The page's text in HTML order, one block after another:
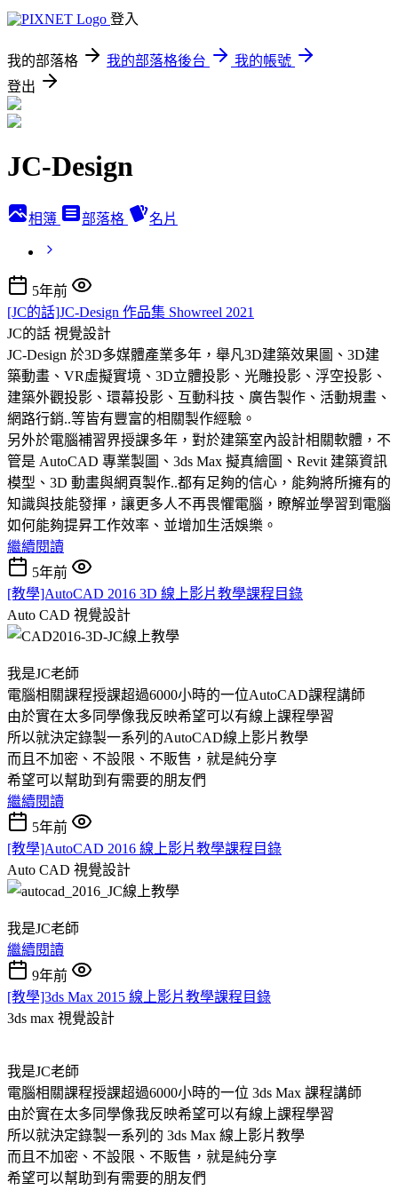
登入
我的部落格 我的部落格後台
我的帳號
登出
JC-Design
相簿 部落格 名片
5年前
[JC的話]JC-Design 作品集 Showreel 2021
JC的話 視覺設計
JC-Design 於3D多媒體產業多年，舉凡3D建築效果圖、3D建
築動畫、VR虛擬實境、3D立體投影、光雕投影、浮空投影、
建築外觀投影、環幕投影、互動科技、廣告製作、活動規畫、
網路行銷..等皆有豐富的相關製作經驗。
另外於電腦補習界授課多年，對於建築室內設計相關軟體，不
管是 AutoCAD 專業製圖、3ds Max 擬真繪圖、Revit 建築資訊
模型、3D 動畫與網頁製作..都有足夠的信心，能夠將所擁有的
知識與技能發揮，讓更多人不再畏懼電腦，瞭解並學習到電腦
如何能夠提昇工作效率、並增加生活娛樂。
繼續閱讀
5年前
[教學]AutoCAD 2016 3D 線上影片教學課程目錄
Auto CAD 視覺設計
我是JC老師
電腦相關課程授課超過6000小時的一位AutoCAD課程講師
由於實在太多同學像我反映希望可以有線上課程學習
所以就決定錄製一系列的AutoCAD線上影片教學
而且不加密、不設限、不販售，就是純分享
希望可以幫助到有需要的朋友們
繼續閱讀
5年前
[教學]AutoCAD 2016 線上影片教學課程目錄
Auto CAD 視覺設計
我是JC老師
繼續閱讀
9年前
[教學]3ds Max 2015 線上影片教學課程目錄
3ds max 視覺設計
我是JC老師
電腦相關課程授課超過6000小時的一位 3ds Max 課程講師
由於實在太多同學像我反映希望可以有線上課程學習
所以就決定錄製一系列的 3ds Max 線上影片教學
而且不加密、不設限、不販售，就是純分享
希望可以幫助到有需要的朋友們